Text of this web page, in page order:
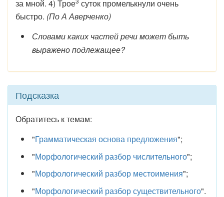
за мной. 4) Трое суток промелькнули очень
быстро. (По А Аверченко)
Словами каких частей речи может быть
выражено подлежащее?
Подсказка
Обратитесь к темам:
"Грамматическая основа предложения";
"Морфологический разбор числительного";
"Морфологический разбор местоимения";
"Морфологический разбор существительного".